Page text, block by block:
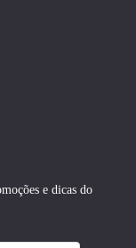
e dicas do